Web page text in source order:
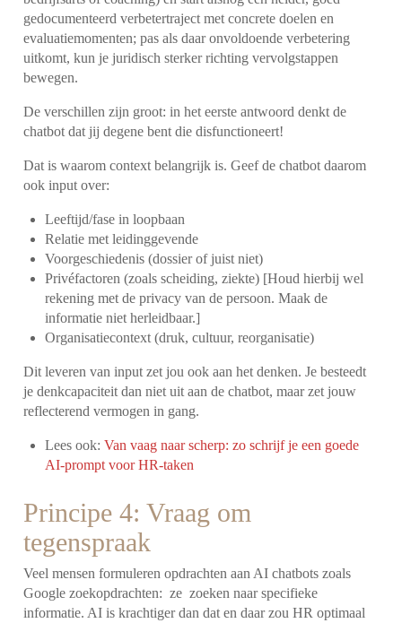
gedocumenteerd verbetertraject met concrete doelen en
evaluatiemomenten; pas als daar onvoldoende verbetering
uitkomt, kun je juridisch sterker richting vervolgstappen
bewegen.
De verschillen zijn groot: in het eerste antwoord denkt de
chatbot dat jij degene bent die disfunctioneert!
Dat is waarom context belangrijk is. Geef de chatbot daarom
ook input over:
Leeftijd/fase in loopbaan
Relatie met leidinggevende
Voorgeschiedenis (dossier of juist niet)
Privéfactoren (zoals scheiding, ziekte) [Houd hierbij wel
rekening met de privacy van de persoon. Maak de
informatie niet herleidbaar.]
Organisatiecontext (druk, cultuur, reorganisatie)
Dit leveren van input zet jou ook aan het denken. Je besteedt
je denkcapaciteit dan niet uit aan de chatbot, maar zet jouw
reflecterend vermogen in gang.
Lees ook:Van vaag naar scherp: zo schrijf je een goede
AI-prompt voor HR-taken
Principe 4: Vraag om
tegenspraak
Veel mensen formuleren opdrachten aan AI chatbots zoals
Google zoekopdrachten: ze zoeken naar specifieke
informatie. AI is krachtiger dan dat en daar zou HR optimaal